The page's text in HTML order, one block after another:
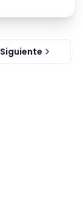
Siguiente